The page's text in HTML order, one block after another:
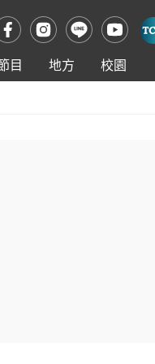
目 地方 校園